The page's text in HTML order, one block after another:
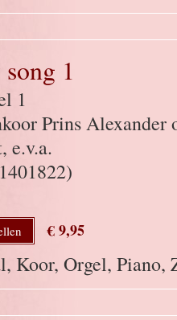
1
1
Prins Alexander
e.v.a.
€ 9,95
Koor, Orgel, Piano,